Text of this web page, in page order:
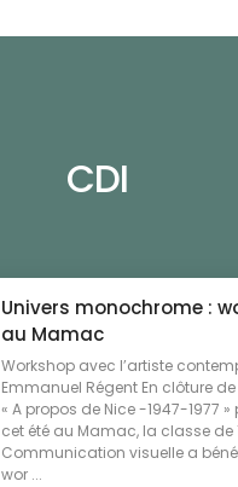
CDI
Univers monochrome :
au Mamac
Workshop avec l’artiste
Emmanuel Régent En clôture de
« A propos de Nice -1947-1977 »
cet été au Mamac, la classe de
Communication visuelle a
wor ...